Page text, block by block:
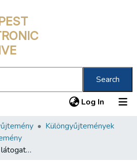
Search
Log In (current)
Különgyűjtemények
Biquard professzor látogatása Magyarországon